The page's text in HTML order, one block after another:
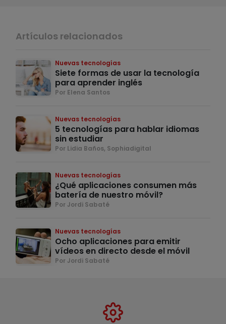
Artículos relacionados
Nuevas tecnologías
Siete formas de usar la tecnología
para aprender inglés
Por Elena Santos
Nuevas tecnologías
5 tecnologías para hablar idiomas
sin estudiar
Por Lidia Baños, Sophiadigital
Nuevas tecnologías
¿Qué aplicaciones consumen más
batería de nuestro móvil?
Por Jordi Sabaté
Nuevas tecnologías
Ocho aplicaciones para emitir
vídeos en directo desde el móvil
Por Jordi Sabaté